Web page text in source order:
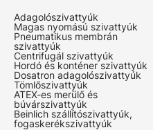
Adagolószivattyúk
Magas nyomású szivattyúk
Pneumatikus membrán
szivattyúk
Centrifugál szivattyúk
Hordó és konténer szivattyúk
Dosatron adagolószivattyúk
Tömlőszivattyúk
ATEX-es merülő és
búvárszivattyúk
Beinlich szállítószivattyúk,
fogaskerékszivattyúk